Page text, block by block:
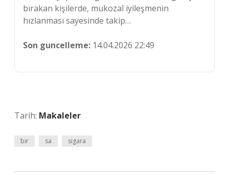
bırakan kişilerde, mukozal iyileşmenin
hızlanması sayesinde takip…
Son guncelleme: 14.04.2026 22:49
Tarih: Makaleler
bir sa sigara